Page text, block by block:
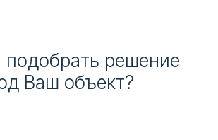
подобрать решение
Ваш объект?